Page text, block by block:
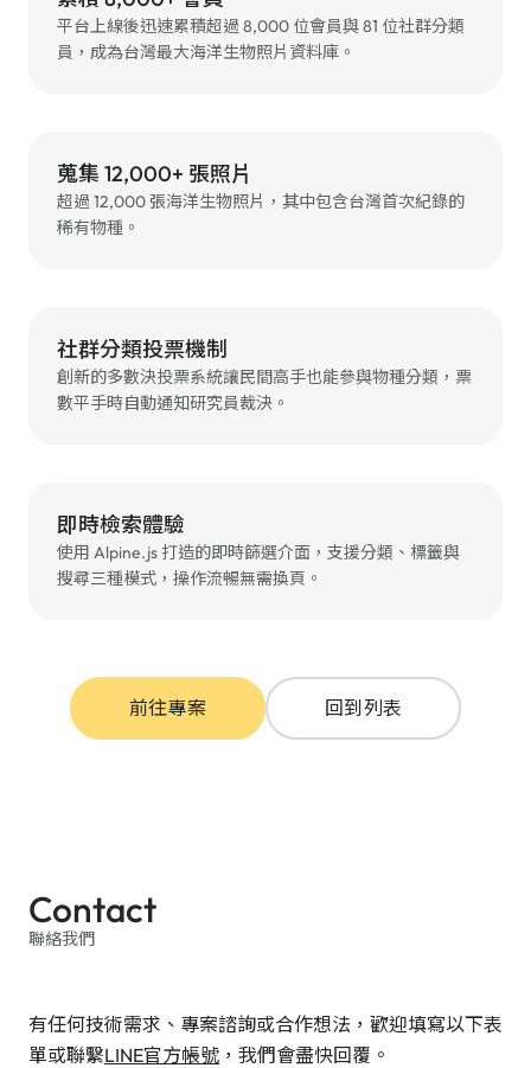
平台上線後迅速累積超過 8,000 位會員與 81 位社群分類
員，成為台灣最大海洋生物照片資料庫。
蒐集 12,000+ 張照片
超過 12,000 張海洋生物照片，其中包含台灣首次紀錄的
稀有物種。
社群分類投票機制
創新的多數決投票系統讓民間高手也能參與物種分類，票
數平手時自動通知研究員裁決。
即時檢索體驗
使用 Alpine.js 打造的即時篩選介面，支援分類、標籤與
搜尋三種模式，操作流暢無需換頁。
前往專案 回到列表
Contact
聯絡我們
有任何技術需求、專案諮詢或合作想法，歡迎填寫以下表
單或聯繫LINE官方帳號 ，我們會盡快回覆。